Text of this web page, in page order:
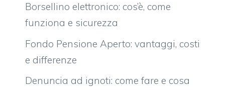
Borsellino elettronico: cos’è, come
funziona e sicurezza
Fondo Pensione Aperto: vantaggi, costi
e differenze
Denuncia ad ignoti: come fare e cosa